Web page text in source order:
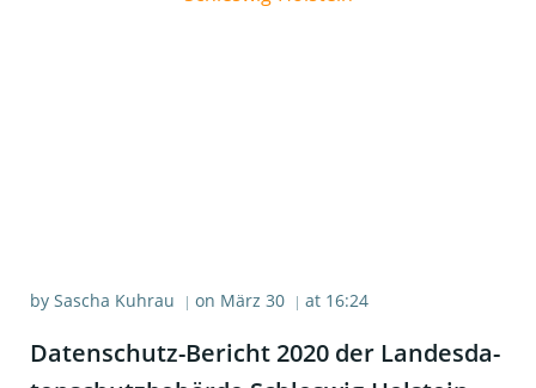
by Sascha Kuhrau | on März 30 | at 16:24
Daten­schutz-Bericht 2020 der Lan­des­da­